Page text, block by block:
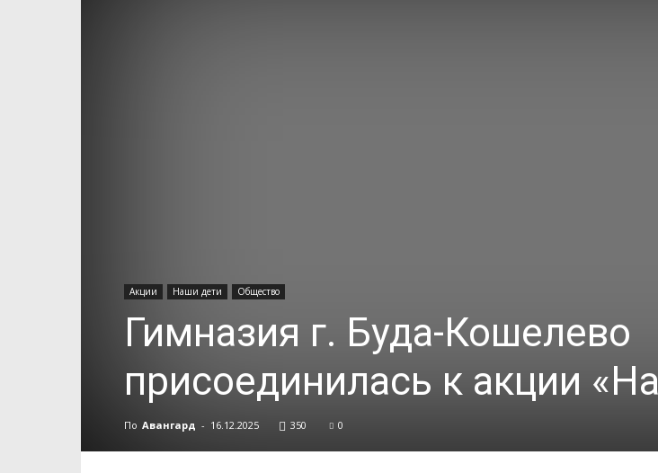
Акции Наши дети Общество
Гимназия г. Буда-Кошелево
присоединилась к акции
По Авангард - 16.12.2025 350 0